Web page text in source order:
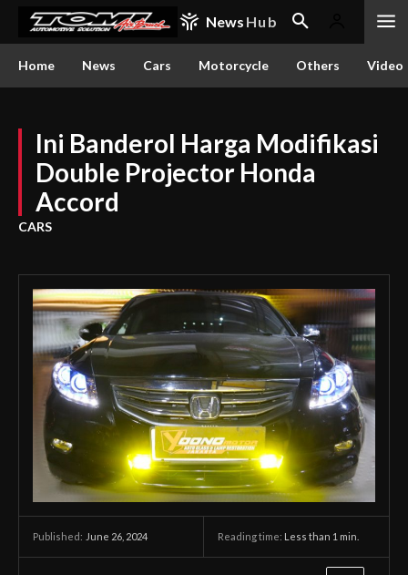
News Hub
Home News Cars Motorcycle Others Video
Ini Banderol Harga Modifikasi
Double Projector Honda
Accord
CARS
Published: June 26, 2024 Reading time: Less than 1 min.